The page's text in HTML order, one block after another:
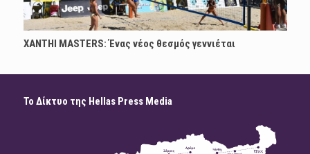
XANTHI MASTERS: Ένας νέος θεσμός γεννιέται
Το Δίκτυο της Hellas Press Media